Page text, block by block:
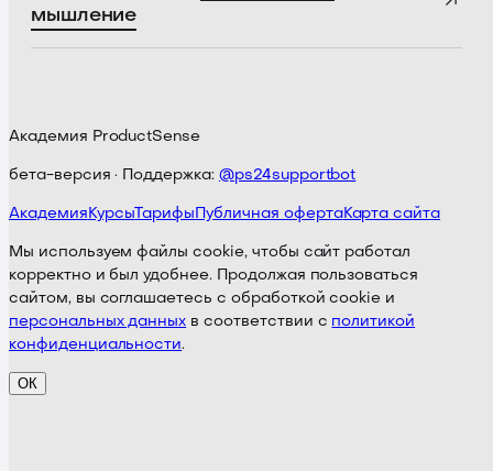
мышление
Академия ProductSense
бета-версия · Поддержка: @ps24supportbot
Академия КурсыТарифы Публичная офертаКарта сайта
Мы используем файлы cookie, чтобы сайт работал
корректно и был удобнее. Продолжая пользоваться
сайтом, вы соглашаетесь с обработкой cookie и
персональных данных в соответствии с политикой
конфиденциальности.
ОК